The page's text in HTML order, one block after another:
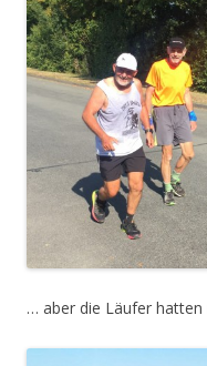
… aber die Läufer hatten